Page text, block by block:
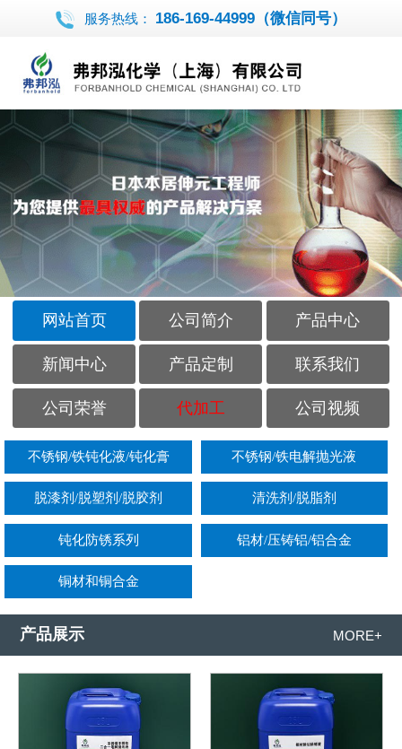
服务热线： 186-169-44999（微信同号）
网站首页 公司简介 产品中心
新闻中心 产品定制 联系我们
公司荣誉 代加工 公司视频
不锈钢/铁钝化液/钝化膏 不锈钢/铁电解抛光液
脱漆剂/脱塑剂/脱胶剂 清洗剂/脱脂剂
钝化防锈系列 铝材/压铸铝/铝合金
铜材和铜合金
产品展示 MORE+